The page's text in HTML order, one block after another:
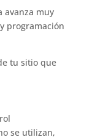
avanza muy
programación
tu sitio que
se utilizan,